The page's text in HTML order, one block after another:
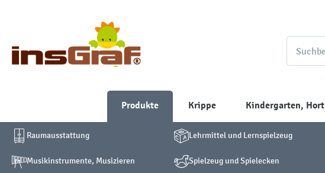
Produkte Krippe Kindergarten, Hort
Raumausstattung Lehrmittel und Lernspielzeug
Musikinstrumente, Musizieren Spielzeug und Spielecken